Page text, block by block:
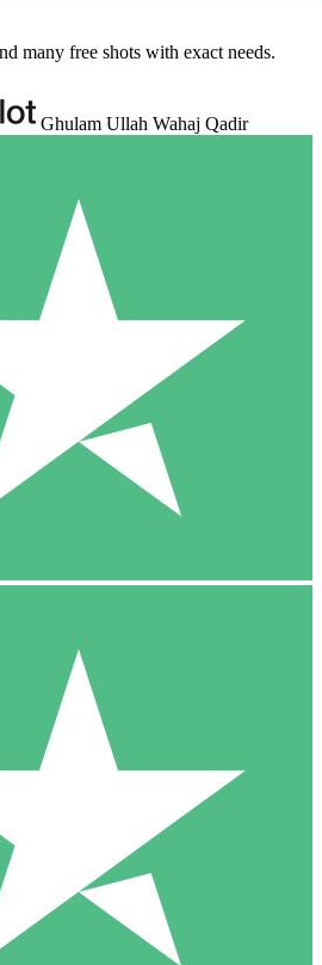
many free shots with exact needs.
Ghulam Ullah Wahaj Qadir